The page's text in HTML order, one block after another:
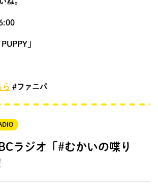
」
ら #ファニパ
ラジオ「#むかいの喋り